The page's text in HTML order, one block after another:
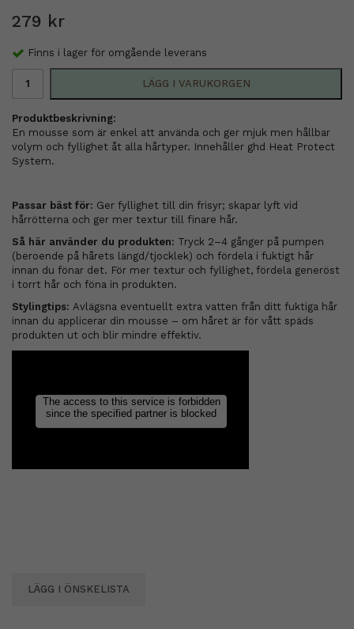
279 kr
Finns i lager för omgående leverans
LÄGG I VARUKORGEN
Produktbeskrivning:
En mousse som är enkel att använda och ger mjuk men hållbar
volym och fyllighet åt alla hårtyper. Innehåller ghd Heat Protect
System.
Passar bäst för: Ger fyllighet till din frisyr; skapar lyft vid
hårrötterna och ger mer textur till finare hår.
Så här använder du produkten: Tryck 2–4 gånger på pumpen
(beroende på hårets längd/tjocklek) och fördela i fuktigt hår
innan du fönar det. För mer textur och fyllighet, fördela generöst
i torrt hår och föna in produkten.
Stylingtips: Avlägsna eventuellt extra vatten från ditt fuktiga hår
innan du applicerar din mousse – om håret är för vått späds
produkten ut och blir mindre effektiv.
LÄGG I ÖNSKELISTA